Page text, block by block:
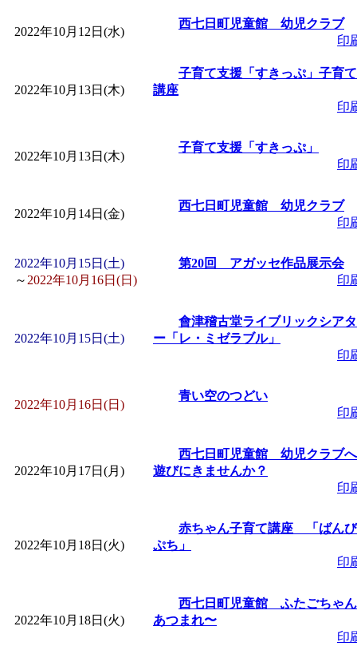
す」 受付期間：～
みなづる号乗車体
」
「皆鶴姫のこびる塾
」 受付期間：～
みなづる号乗車体
de 健康づくり」
」
2022年10月12日(水)
西七日町児童館 幼児クラブ
印
2022年10月13日(木)
子育て支援「すきっぷ」子育て
講座
印
2022年10月13日(木)
子育て支援「すきっぷ」
印
2022年10月14日(金)
西七日町児童館 幼児クラブ
印
2022年10月15日(土)
～ 2022年10月16日(日)
第20回 アガッセ作品展示会
印
2022年10月15日(土)
會津稽古堂ライブリックシアタ
ー「レ・ミゼラブル」
印
2022年10月16日(日)
青い空のつどい
印
2022年10月17日(月)
西七日町児童館 幼児クラブへ
遊びにきませんか？
印
2022年10月18日(火)
赤ちゃん子育て講座 「ばんび
ぷち」
印
2022年10月18日(火)
西七日町児童館 ふたごちゃん
あつまれ〜
印